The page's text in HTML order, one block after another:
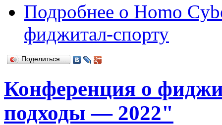
Подробнее о Homo
фиджитал-спорту
Поделиться…
Конференция о
подходы — 2022"